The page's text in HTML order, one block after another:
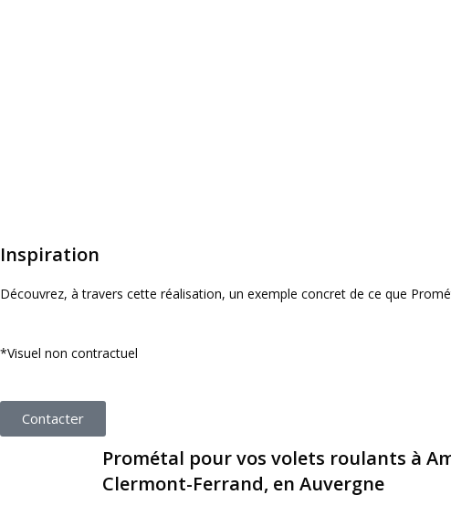
Inspiration
Découvrez, à travers cette réalisation, un exemple concret de ce que
*Visuel non contractuel
Contacter
Prométal pour vos volets roulants à
Clermont-Ferrand, en Auvergne